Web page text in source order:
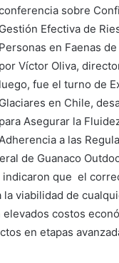
sobre
Gestión Efectiva de
Personas en Faenas
por Víctor Oliva,
luego, fue el turno de
Glaciares en Chile,
para Asegurar la
a las
de Guanaco
que el
viabilidad de
costos
en etapas